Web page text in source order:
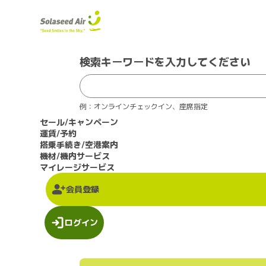
検索キーワードを入力してください
例：オンラインチェックイン、座席指定
セール/キャンペーン
運賃/予約
搭乗手続き/空港案内
機材/機内サービス
マイレージサービス
会員登録
ログイン